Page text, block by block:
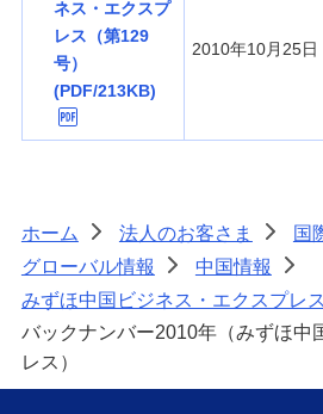
ネス・エクスプ
レス（第129
号）
(PDF/213KB)
2010年10月25日
ホーム > 法人のお客さま > 国
グローバル情報
> 中国情報
>
みずほ中国ビジネス・エクスプレス
バックナンバー2010年（みずほ中
レス）